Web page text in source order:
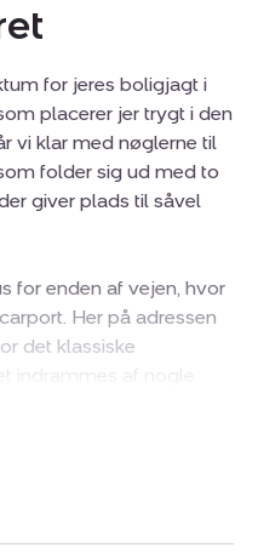
for jeres boligjagt i
placerer jer trygt i den
vi klar med nøglerne til
folder sig ud med to
giver plads til såvel
for enden af vejen, hvor
Her på adressen
det klassiske
indrammes af nogle
i private omgivelser.
i rammerne af et pænt